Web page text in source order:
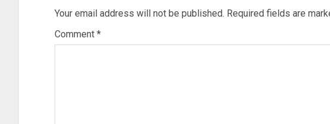
Your email address will not be published. Required fields are
Comment *